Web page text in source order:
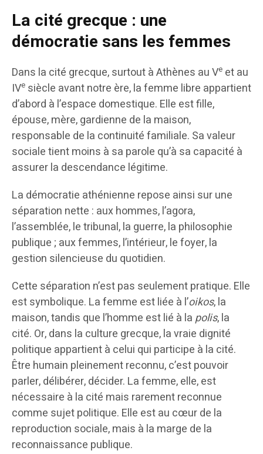
La cité grecque : une
démocratie sans les femmes
Dans la cité grecque, surtout à Athènes au Ve et au
IVe siècle avant notre ère, la femme libre appartient
d’abord à l’espace domestique. Elle est fille,
épouse, mère, gardienne de la maison,
responsable de la continuité familiale. Sa valeur
sociale tient moins à sa parole qu’à sa capacité à
assurer la descendance légitime.
La démocratie athénienne repose ainsi sur une
séparation nette : aux hommes, l’agora,
l’assemblée, le tribunal, la guerre, la philosophie
publique ; aux femmes, l’intérieur, le foyer, la
gestion silencieuse du quotidien.
Cette séparation n’est pas seulement pratique. Elle
est symbolique. La femme est liée à l’oikos, la
maison, tandis que l’homme est lié à lapolis, la
cité. Or, dans la culture grecque, la vraie dignité
politique appartient à celui qui participe à la cité.
Être humain pleinement reconnu, c’est pouvoir
parler, délibérer, décider. La femme, elle, est
nécessaire à la cité mais rarement reconnue
comme sujet politique. Elle est au cœur de la
reproduction sociale, mais à la marge de la
reconnaissance publique.